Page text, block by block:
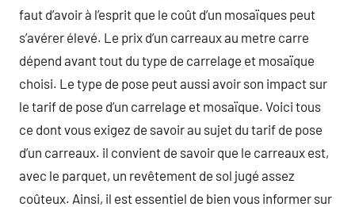
faut d’avoir à l’esprit que le coût d’un mosaïques peut
s’avérer élevé. Le prix d’un carreaux au metre carre
dépend avant tout du type de carrelage et mosaïque
choisi. Le type de pose peut aussi avoir son impact sur
le tarif de pose d’un carrelage et mosaïque. Voici tous
ce dont vous exigez de savoir au sujet du tarif de pose
d’un carreaux. il convient de savoir que le carreaux est,
avec le parquet, un revêtement de sol jugé assez
coûteux. Ainsi, il est essentiel de bien vous informer sur